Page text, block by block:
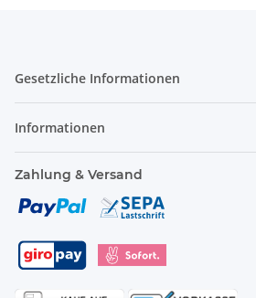
Gesetzliche Informationen
Informationen
Zahlung & Versand